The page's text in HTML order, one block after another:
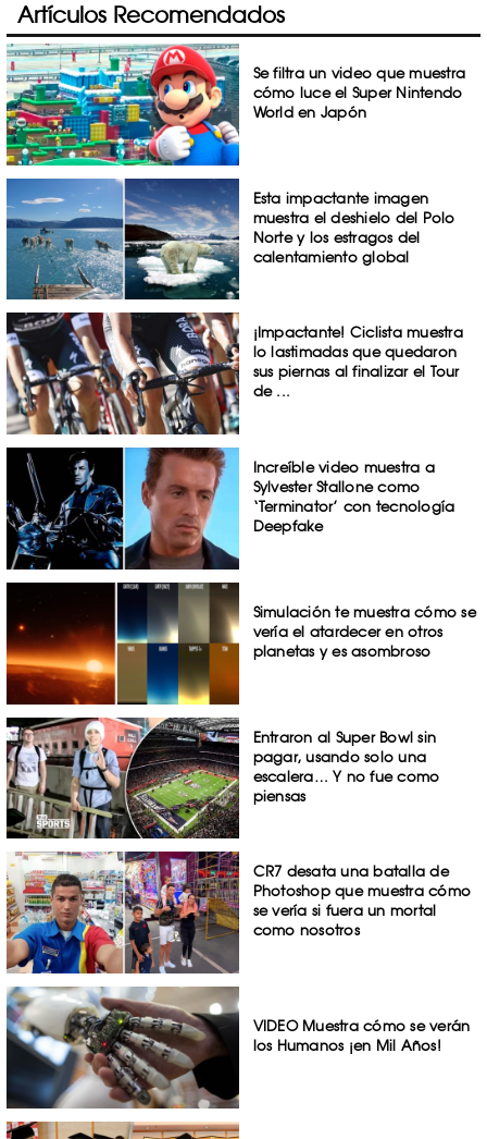
Artículos Recomendados
Se filtra un video que muestra
cómo luce el Super Nintendo
World en Japón
Esta impactante imagen
muestra el deshielo del Polo
Norte y los estragos del
calentamiento global
¡Impactante! Ciclista muestra
lo lastimadas que quedaron
sus piernas al finalizar el Tour
de ...
Increíble video muestra a
Sylvester Stallone como
‘Terminator’ con tecnología
Deepfake
Simulación te muestra cómo se
vería el atardecer en otros
planetas y es asombroso
Entraron al Super Bowl sin
pagar, usando solo una
escalera… Y no fue como
piensas
CR7 desata una batalla de
Photoshop que muestra cómo
se vería si fuera un mortal
como nosotros
VIDEO Muestra cómo se verán
los Humanos ¡en Mil Años!